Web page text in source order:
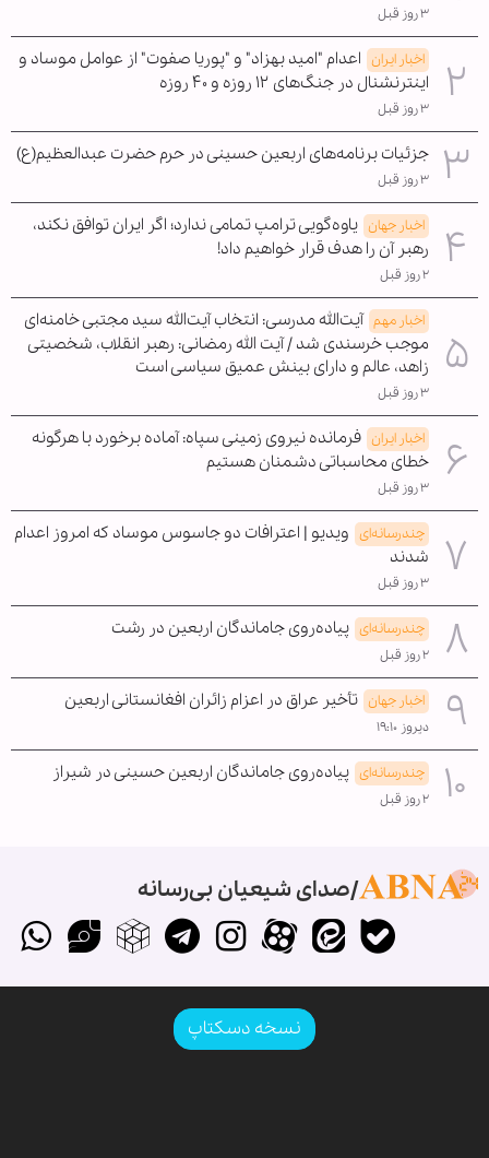
۳ روز قبل
اخبار ایران اعدام "امید بهزاد" و "پوریا صفوت" از عوامل موساد و
اینترنشنال در جنگ‌های ۱۲ روزه و ۴۰ روزه
۳ روز قبل
جزئیات برنامه‌های اربعین حسینی در حرم حضرت عبدالعظیم(ع)
۳ روز قبل
اخبار جهان یاوه‌گویی ترامپ تمامی ندارد؛ اگر ایران توافق نکند،
رهبر آن را هدف قرار خواهیم داد!
۲ روز قبل
اخبار مهم آیت‌الله مدرسی: انتخاب آیت‌الله سید مجتبی خامنه‌ای
موجب خرسندی شد / آیت الله رمضانی: رهبر انقلاب، شخصیتی
زاهد، عالم و دارای بینش عمیق سیاسی است
۳ روز قبل
اخبار ایران فرمانده نیروی زمینی سپاه: آماده برخورد با هرگونه
خطای محاسباتی دشمنان هستیم
۳ روز قبل
چندرسانه‌ای ویدیو | اعترافات دو جاسوس موساد که امروز اعدام
شدند
۳ روز قبل
چندرسانه‌ای پیاده‌روی جاماندگان اربعین در رشت
۲ روز قبل
اخبار جهان تأخیر عراق در اعزام زائران افغانستانی اربعین
دیروز ۱۹:۱۰
چندرسانه‌ای پیاده‌روی جاماندگان اربعین حسینی در شیراز
۲ روز قبل
صدای شیعیان بی‌رسانه
نسخه دسکتاپ